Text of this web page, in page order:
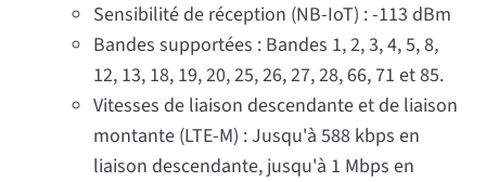
Sensibilité de réception (NB-IoT) : -113 dBm
Bandes supportées : Bandes 1, 2, 3, 4, 5, 8,
12, 13, 18, 19, 20, 25, 26, 27, 28, 66, 71 et 85.
Vitesses de liaison descendante et de liaison
montante (LTE-M) : Jusqu'à 588 kbps en
liaison descendante, jusqu'à 1 Mbps en